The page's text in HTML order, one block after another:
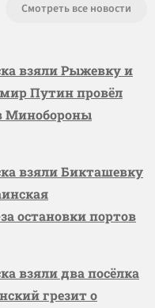
Смотреть все новости
взяли Рыжевку и
Путин провёл
Минобороны
взяли Бикташевку
остановки портов
взяли два посёлка
грезит о